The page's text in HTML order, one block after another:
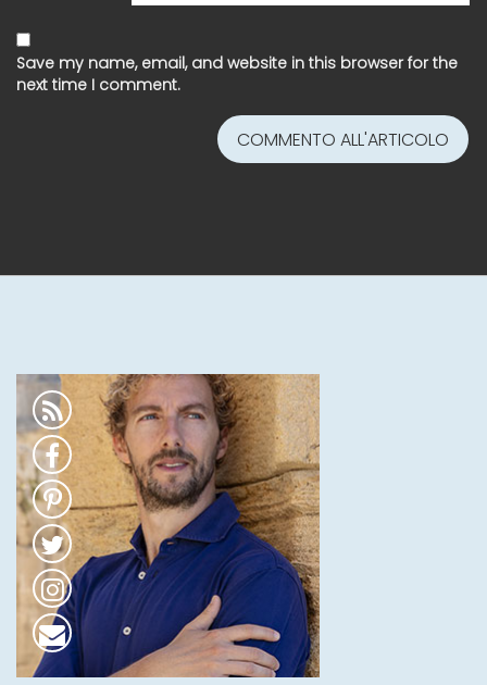
Save my name, email, and website in this browser for the
next time I comment.